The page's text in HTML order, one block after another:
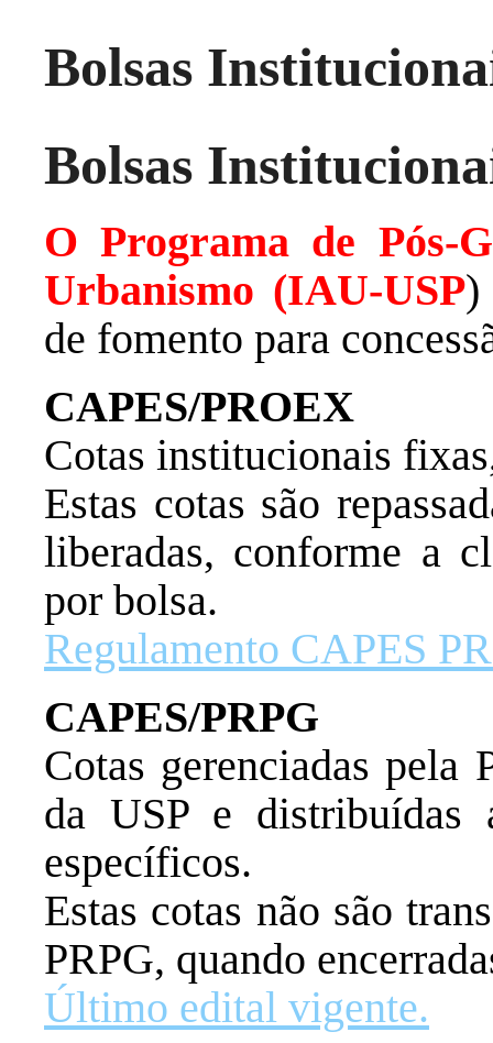
Bolsas
Bolsas
O Programa de Pós-
Urbanismo (IAU-USP)
de fomento para
CAPES/PROEX
Cotas institucionais
Estas cotas são
liberadas, conforme a
por bolsa.
Regulamento CAPES
CAPES/PRPG
Cotas gerenciadas pela
da USP e distribuídas
específicos.
Estas cotas não são
PRPG, quando
Último edital vigente.